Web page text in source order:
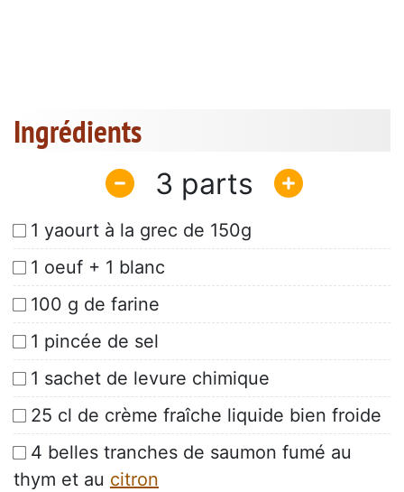
Ingrédients
3
1 yaourt à la grec de 150g
1 oeuf + 1 blanc
100 g de farine
1 pincée de sel
1 sachet de levure chimique
25 cl de crème fraîche liquide bien froide
4 belles tranches de saumon fumé au
thym et au citron